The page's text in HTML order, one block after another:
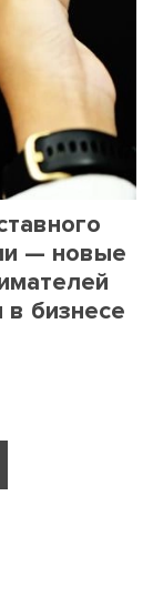
— новые
в бизнесе